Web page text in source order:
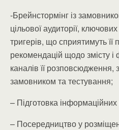
-Брейнстормінг із
цільової аудиторії,
тригерів, що сприятимуть
рекомендацій щодо змісту
каналів її
замовником та тестування;
– Підготовка
– Посередництво у